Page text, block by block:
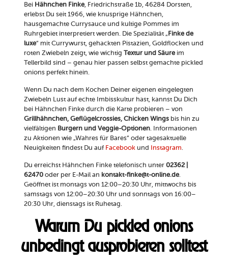
Bei Hähnchen Finke, Friedrichstraße 1b, 46284 Dorsten,
erlebst Du seit 1966, wie knusprige Hähnchen,
hausgemachte Currysauce und kultige Pommes im
Ruhrgebiet interpretiert werden. Die Spezialität „Finke de
luxe“ mit Currywurst, gehackten Pistazien, Goldflocken und
roten Zwiebeln zeigt, wie wichtig Textur und Säureim
Tellerbild sind – genau hier passen selbst gemachte pickled
onions perfekt hinein.
Wenn Du nach dem Kochen Deiner eigenen eingelegten
Zwiebeln Lust auf echte Imbisskultur hast, kannst Du Dich
bei Hähnchen Finke durch die Karte probieren – von
Grillhähnchen, Geflügelcrossies, Chicken Wingsbis hin zu
vielfältigen Burgern und Veggie-Optionen. Informationen
zu Aktionen wie „Wahres für Bares“ oder tagesaktuelle
Neuigkeiten findest Du auf Facebookund Instagram.
Du erreichst Hähnchen Finke telefonisch unter 02362 |
62470oder per E-Mail an kontakt-finke@t-online.de.
Geöffnet ist montags von 12:00–20:30 Uhr, mittwochs bis
samstags von 12:00–20:30 Uhr und sonntags von 16:00–
20:30 Uhr, dienstags ist Ruhetag.
Warum Du pickled onions
unbedingt ausprobieren solltest